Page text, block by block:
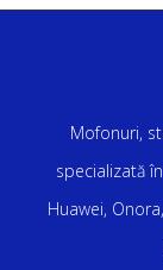
Mofonuri,
specializată
Huawei,